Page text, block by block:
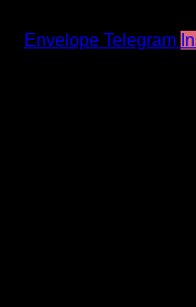
Envelope Telegram